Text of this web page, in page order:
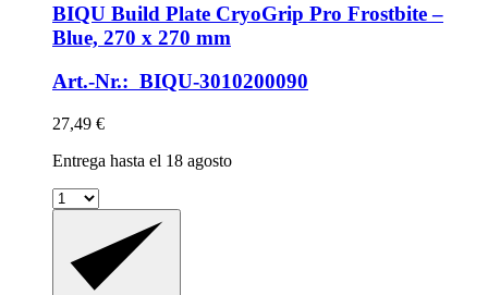
BIQU Build Plate CryoGrip Pro Frostbite –
Blue, 270 x 270 mm
Art.-Nr.: BIQU-3010200090
27,49 €
Entrega hasta el 18 agosto